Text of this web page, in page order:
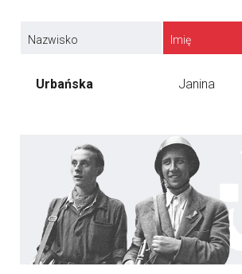
Nazwisko Imię
Urbańska Janina